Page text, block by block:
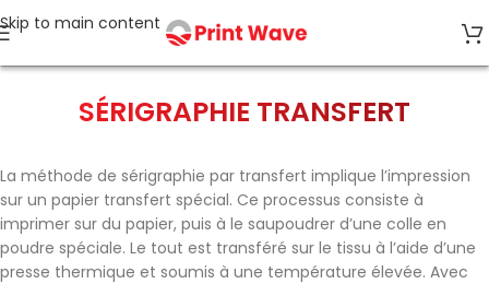
Skip to main content
SÉRIGRAPHIE TRANSFERT
La méthode de sérigraphie par transfert implique l’impression
sur un papier transfert spécial. Ce processus consiste à
imprimer sur du papier, puis à le saupoudrer d’une colle en
poudre spéciale. Le tout est transféré sur le tissu à l’aide d’une
presse thermique et soumis à une température élevée. Avec